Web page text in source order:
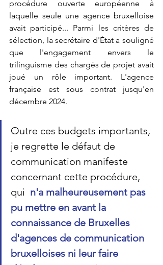
procédure ouverte européenne à
laquelle seule une agence bruxelloise
avait participé... Parmi les critères de
sélection, la secrétaire d'État a souligné
que l'engagement envers le
trilinguisme des chargés de projet avait
joué un rôle important. L'agence
française est sous contrat jusqu'en
décembre 2024.
Outre ces budgets importants,
je regrette le défaut de
communication manifeste
concernant cette procédure,
qui n'a malheureusement pas
pu mettre en avant la
connaissance de Bruxelles
d'agences de communication
bruxelloises ni leur faire